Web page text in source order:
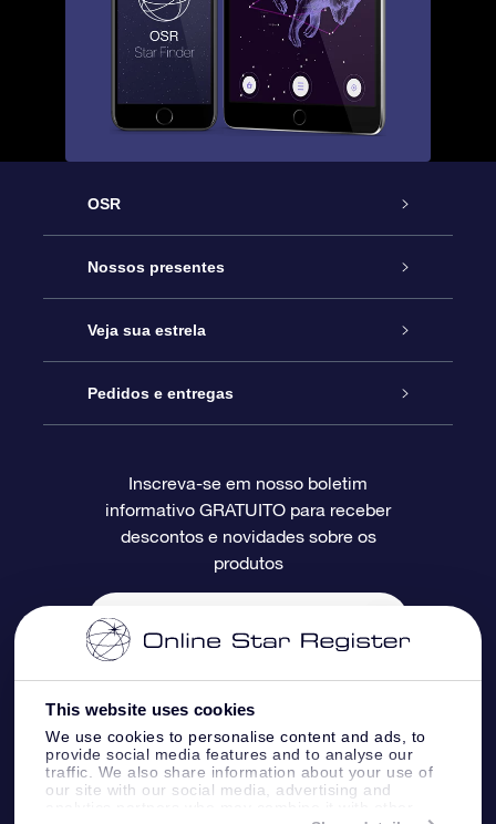
This website uses cookies
We use cookies to personalise content and ads, to
provide social media features and to analyse our
traffic. We also share information about your use of
our site with our social media, advertising and
OSR
Serviço
Entre em contato conosco
Blog
Avaliações
Nossos presentes
Presente estrelar on-line
Pacote de presente da OSR
O cartão de presente da OSR
Presentes corporativos
Veja sua estrela
Star Register
Página estelar personalizada
Um Milhão de Estrelas
OSR Starsaver
Aplicativo RV Fly me to the stars
Pedidos e entregas
Informações de pagamento
Política de devolução
Constelações
Inscreva-se em nosso boletim
informativo GRATUITO para receber
descontos e novidades sobre os
produtos
- Laan van de Maagd